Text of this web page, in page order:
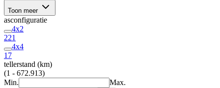
Toon meer
asconfiguratie
4x2
221
4x4
17
tellerstand (km)
(1 - 672.913)
Min.
Max.